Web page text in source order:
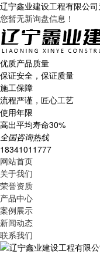
辽宁鑫业建设工程有限公
您暂无新询盘信息！
优质产品质量
保证安全，保证质量
施工保障
流程严谨，匠心工艺
使用年限
高出平均寿命30%
全国咨询热线
18341011777
网站首页
关于我们
荣誉资质
产品中心
案例展示
新闻动态
联系我们